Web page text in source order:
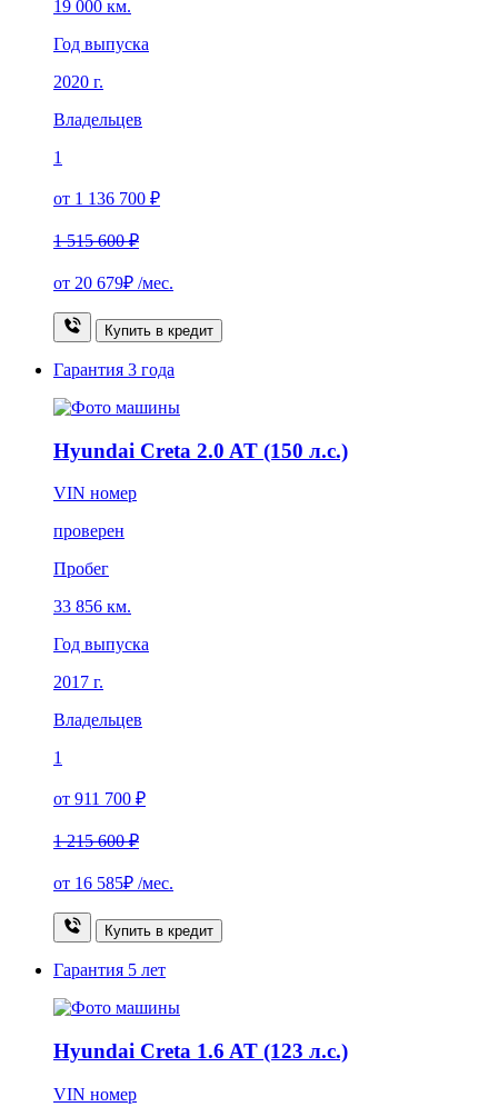
19 000 км.
Год выпуска
2020 г.
Владельцев
1
от 1 136 700 ₽
1 515 600 ₽
от 20 679₽ /мес.
Купить в кредит
Гарантия 3 года
Hyundai Creta 2.0 AT (150 л.с.)
VIN номер
проверен
Пробег
33 856 км.
Год выпуска
2017 г.
Владельцев
1
от 911 700 ₽
1 215 600 ₽
от 16 585₽ /мес.
Купить в кредит
Гарантия 5 лет
Hyundai Creta 1.6 AT (123 л.с.)
VIN номер